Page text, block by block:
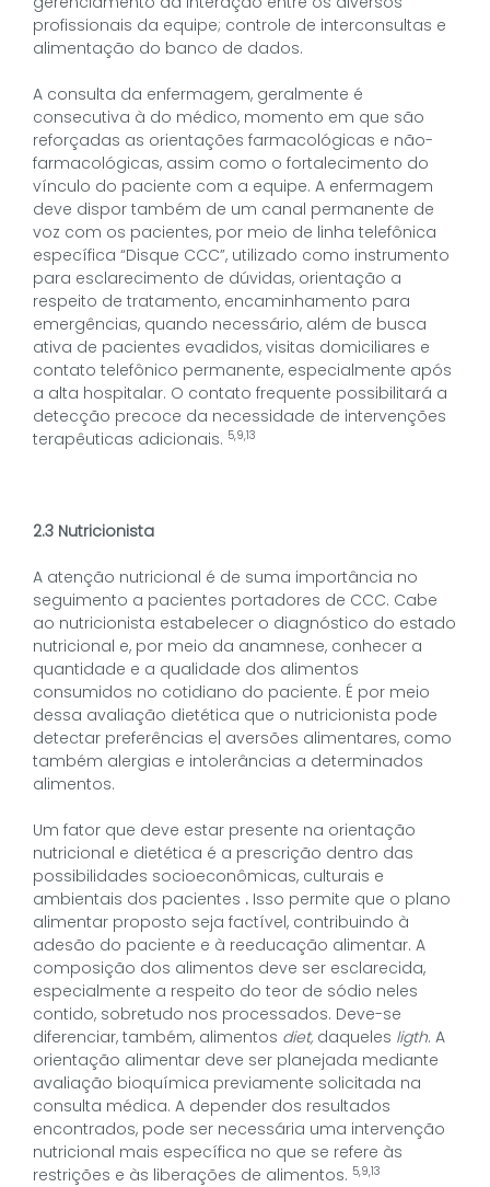
profissionais da equipe; controle de interconsultas e
alimentação do banco de dados.
A consulta da enfermagem, geralmente é
consecutiva à do médico, momento em que são
reforçadas as orientações farmacológicas e não-
farmacológicas, assim como o fortalecimento do
vínculo do paciente com a equipe. A enfermagem
deve dispor também de um canal permanente de
voz com os pacientes, por meio de linha telefônica
específica “Disque CCC”, utilizado como instrumento
para esclarecimento de dúvidas, orientação a
respeito de tratamento, encaminhamento para
emergências, quando necessário, além de busca
ativa de pacientes evadidos, visitas domiciliares e
contato telefônico permanente, especialmente após
a alta hospitalar. O contato frequente possibilitará a
detecção precoce da necessidade de intervenções
terapêuticas adicionais. 5,9,13
2.3 Nutricionista
A atenção nutricional é de suma importância no
seguimento a pacientes portadores de CCC. Cabe
ao nutricionista estabelecer o diagnóstico do estado
nutricional e, por meio da anamnese, conhecer a
quantidade e a qualidade dos alimentos
consumidos no cotidiano do paciente. É por meio
dessa avaliação dietética que o nutricionista pode
detectar preferências e| aversões alimentares, como
também alergias e intolerâncias a determinados
alimentos.
Um fator que deve estar presente na orientação
nutricional e dietética é a prescrição dentro das
possibilidades socioeconômicas, culturais e
ambientais dos pacientes . Isso permite que o plano
alimentar proposto seja factível, contribuindo à
adesão do paciente e à reeducação alimentar. A
composição dos alimentos deve ser esclarecida,
especialmente a respeito do teor de sódio neles
contido, sobretudo nos processados. Deve-se
diferenciar, também, alimentos diet,daqueles ligth. A
orientação alimentar deve ser planejada mediante
avaliação bioquímica previamente solicitada na
consulta médica. A depender dos resultados
encontrados, pode ser necessária uma intervenção
nutricional mais específica no que se refere às
restrições e às liberações de alimentos. 5,9,13